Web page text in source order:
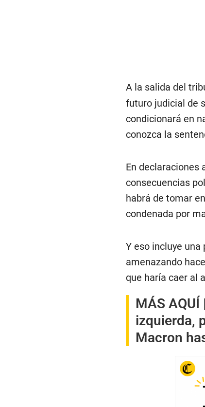
A la salida del
futuro judicial de
condicionará en
conozca la
En declaraciones
consecuencias
habrá de tomar
condenada por
Y eso incluye una
amenazando
que haría caer al
MÁS AQUÍ |
izquierda,
Macron